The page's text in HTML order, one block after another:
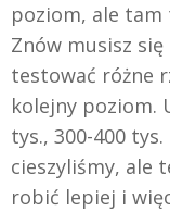
poziom, ale tam
Znów musisz
testować różne
kolejny poziom.
tys., 300-400
cieszyliśmy, ale
robić lepiej i